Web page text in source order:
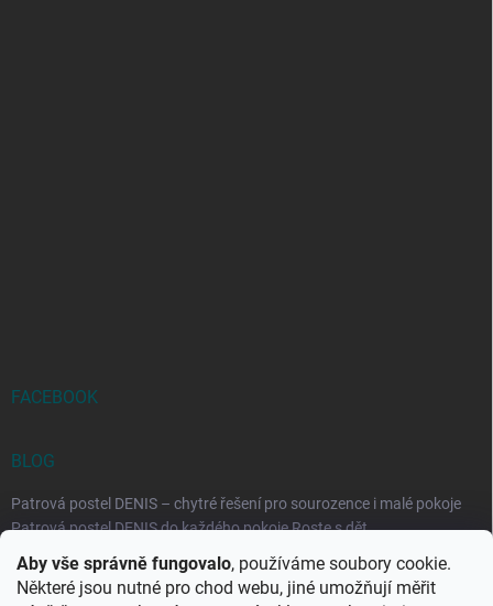
Aby vše správně fungovalo, používáme soubory cookie.
Některé jsou nutné pro chod webu, jiné umožňují měřit
FACEBOOK
BLOG
Patrová postel DENIS – chytré řešení pro sourozence i malé pokoje
Patrová postel DENIS do každého pokoje Roste s dět...
Rozkládací postele RELAX – ideální řešení pro malé prostory i
každodenní spaní